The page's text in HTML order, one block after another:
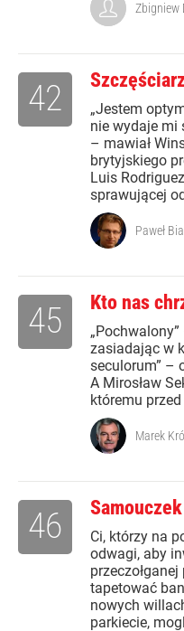
Zbigniew
„Jestem
nie wydaje mi
– mawiał
brytyjskiego
Luis
sprawującej
42
Paweł
Kto nas
zasiadając w
seculorum” –
A Mirosław
któremu
45
Marek Król
Ci, którzy na
odwagi, aby
tapetować
nowych
parkiecie,
46